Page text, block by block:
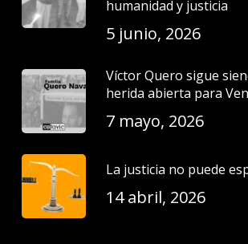
humanidad y justicia
5 junio, 2026
Víctor Quero sigue
herida abierta para
7 mayo, 2026
La justicia no puede
14 abril, 2026